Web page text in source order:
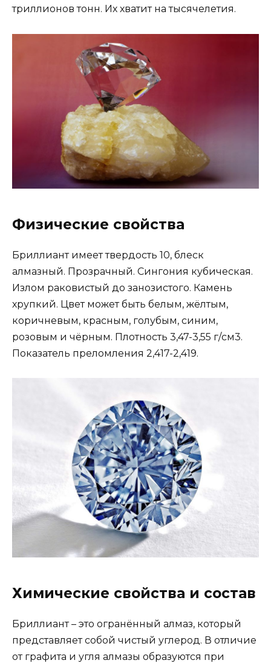
триллионов тонн. Их хватит на тысячелетия.
Физические свойства
Бриллиант имеет твердость 10, блеск
алмазный. Прозрачный. Сингония кубическая.
Излом раковистый до занозистого. Камень
хрупкий. Цвет может быть белым, жёлтым,
коричневым, красным, голубым, синим,
розовым и чёрным. Плотность 3,47-3,55 г/см3.
Показатель преломления 2,417-2,419.
Химические свойства и состав
Бриллиант – это огранённый алмаз, который
представляет собой чистый углерод. В отличие
от графита и угля алмазы образуются при